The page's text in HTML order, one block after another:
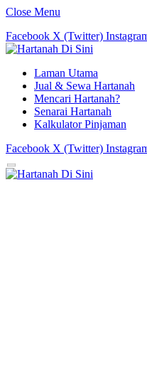
Close Menu
Facebook X (Twitter)
Laman Utama
Jual & Sewa Hartanah
Mencari Hartanah?
Senarai Hartanah
Kalkulator Pinjaman
Facebook X (Twitter)